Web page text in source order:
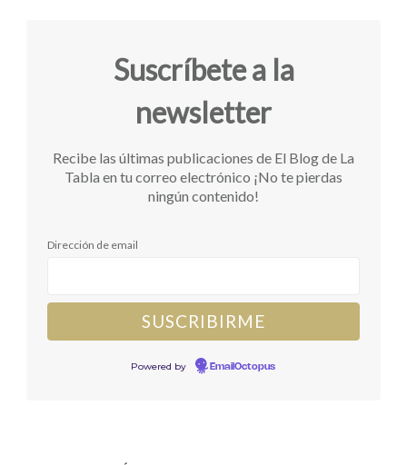
Suscríbete a la
newsletter
Recibe las últimas publicaciones de El Blog de La
Tabla en tu correo electrónico ¡No te pierdas
ningún contenido!
Dirección de email
Powered by EmailOctopus